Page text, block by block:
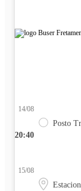
20:40
14/08
Posto
15/08